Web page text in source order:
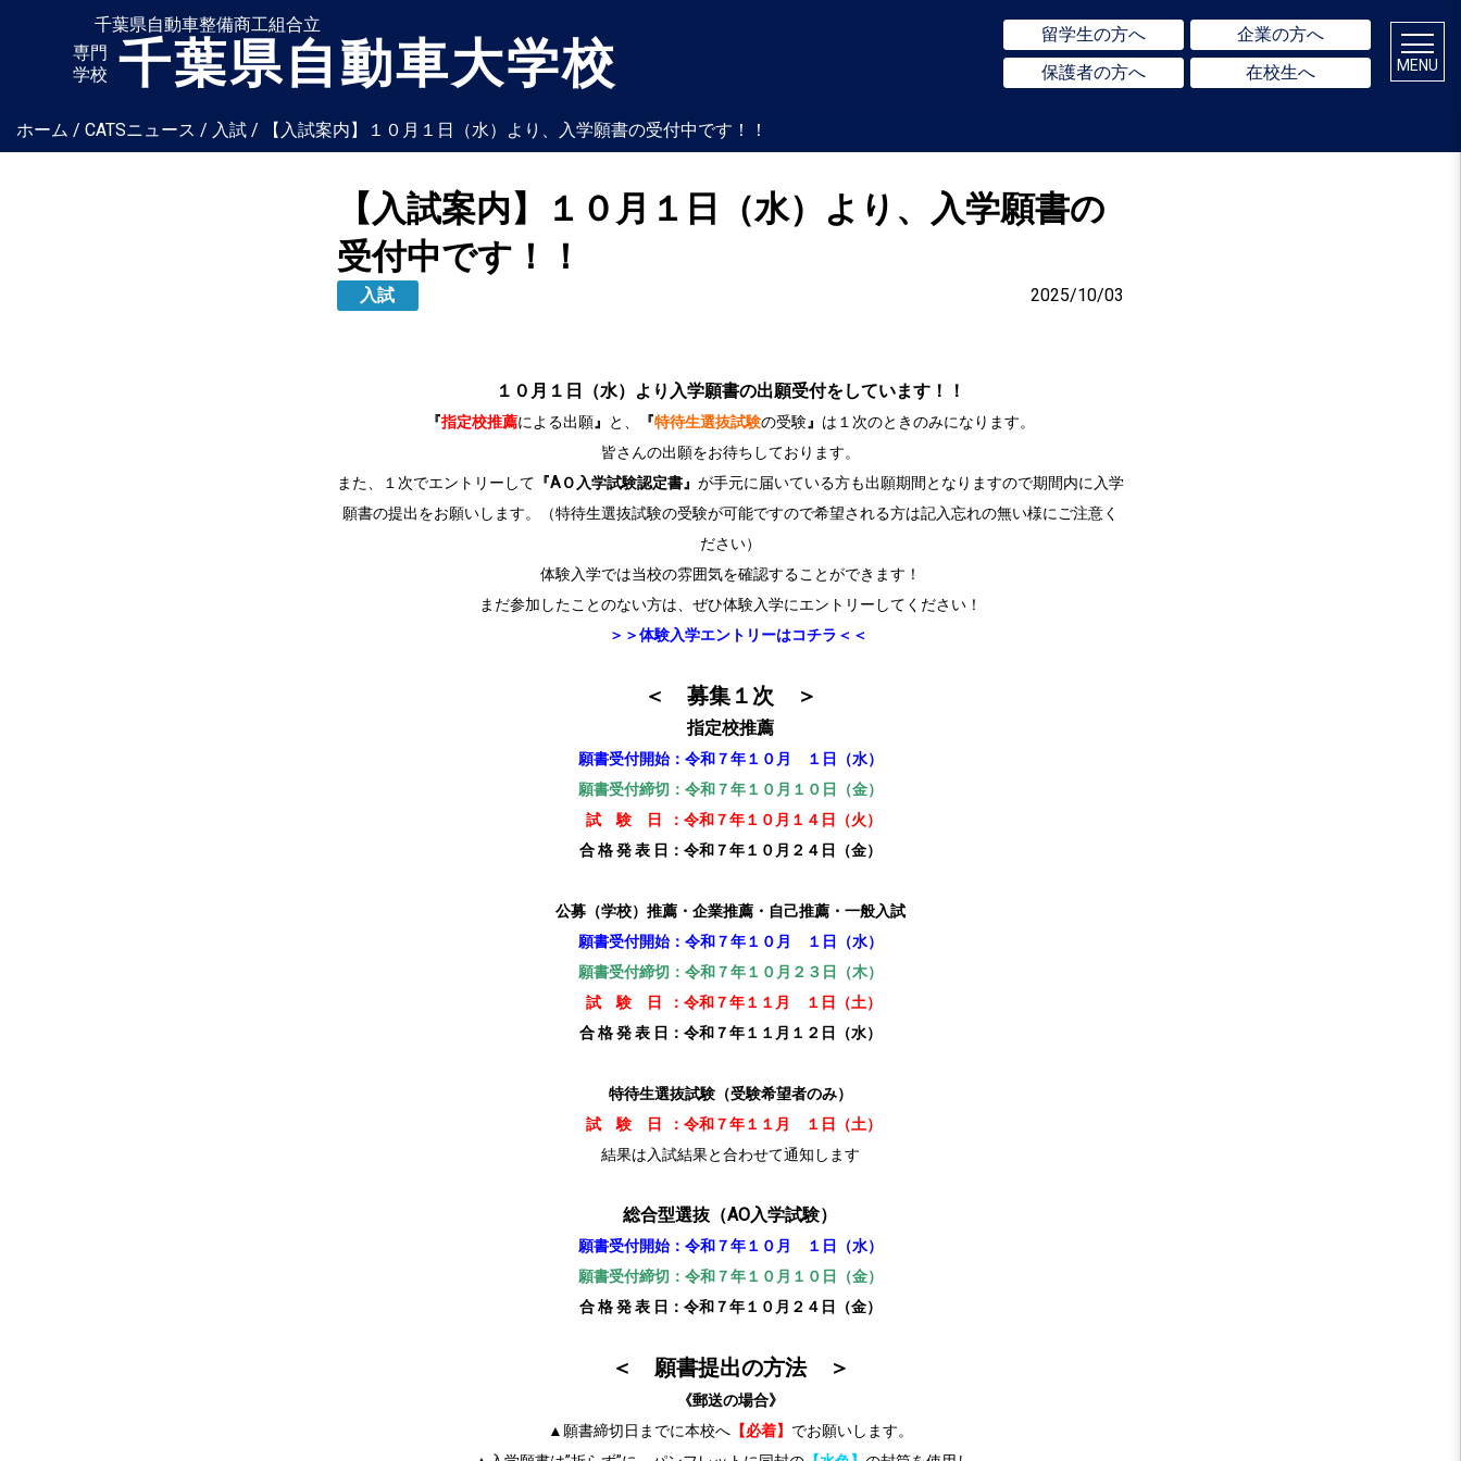
ホーム / CATSニュース / 入試 / 【入試案内】１０月１日（水）より、入学願書の受付中です！！
千葉県自動車整備商工組合立
専門
学校 千葉県自動車大学校 留学生の方へ
企業の方へ
保護者の方へ
在校生へ MENU
【入試案内】１０月１日（水）より、入学願書の
受付中です！！
入試 2025/10/03
１０月１日（水）より入学願書の出願受付をしています！！
『指定校推薦による出願』 と、 『特待生選抜試験の受験』 は１次のときのみになります。
皆さんの出願をお待ちしております。
また、１次でエントリーして 『AＯ入学試験認定書』 が手元に届いている方も出願期間となりますので期間内に入学
願書の提出をお願いします。（特待生選抜試験の受験が可能ですので希望される方は記入忘れの無い様にご注意く
ださい）
体験入学では当校の雰囲気を確認することができます！
まだ参加したことのない方は、ぜひ体験入学にエントリーしてください！
＞＞体験入学エントリーはコチラ＜＜
＜ 募集１次 ＞
指定校推薦
願書受付開始：令和７年１０月 １日（水）
願書受付締切：令和７年１０月１０日（金）
試 験 日
：令和７年１０月１４日（火）
合 格 発 表 日：令和７年１０月２４日（金）
公募（学校）推薦・企業推薦・自己推薦・一般入試
願書受付開始：令和７年１０月 １日（水）
願書受付締切：令和７年１０月２３日（木）
試 験 日 ：令和７年１１月 １日（土）
合 格 発 表 日：令和７年１１月１２日（水）
特待生選抜試験（受験希望者のみ）
試 験 日 ：令和７年１１月 １日（土）
結果は入試結果と合わせて通知します
総合型選抜（AO入学試験）
願書受付開始：令和７年１０月 １日（水）
願書受付締切：令和７年１０月１０日（金）
合 格 発 表 日：令和７年１０月２４日（金）
＜ 願書提出の方法 ＞
《郵送の場合》
▲願書締切日までに本校へ【必着】 でお願いします。